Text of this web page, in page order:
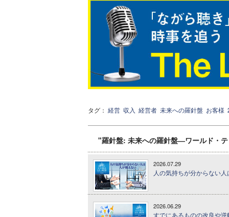
タグ： 経営 収入 経営者 未来への羅針盤 お客様
"羅針盤: 未来への羅針盤―ワールド・
2026.07.29
人の気持ちが分からない
2026.06.29
すでにあるものの改良や